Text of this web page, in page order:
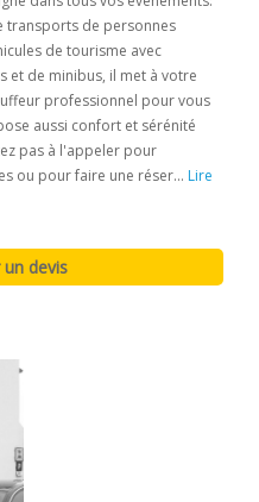
transports de personnes
de tourisme avec
et de minibus, il met à votre
professionnel pour vous
aussi confort et sérénité
pas à l'appeler pour
ou pour faire une réser... Lire